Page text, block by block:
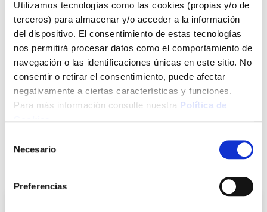
Utilizamos tecnologías como las cookies (propias y/o de
terceros) para almacenar y/o acceder a la información
del dispositivo. El consentimiento de estas tecnologías
nos permitirá procesar datos como el comportamiento de
navegación o las identificaciones únicas en este sitio. No
consentir o retirar el consentimiento, puede afectar
negativamente a ciertas características y funciones.
Para más información consulte nuestra Política de
Necesario
Preferencias
Click&Collect - Recogida gratis
en nuestras tiendas
Envío a domicilio:
5 días hábiles
+ INFO